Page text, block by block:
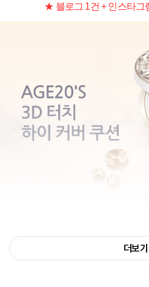
★ 블로그 1건 + 인스타
정교한 하이 커버에
또렷한 메이크업
더보기